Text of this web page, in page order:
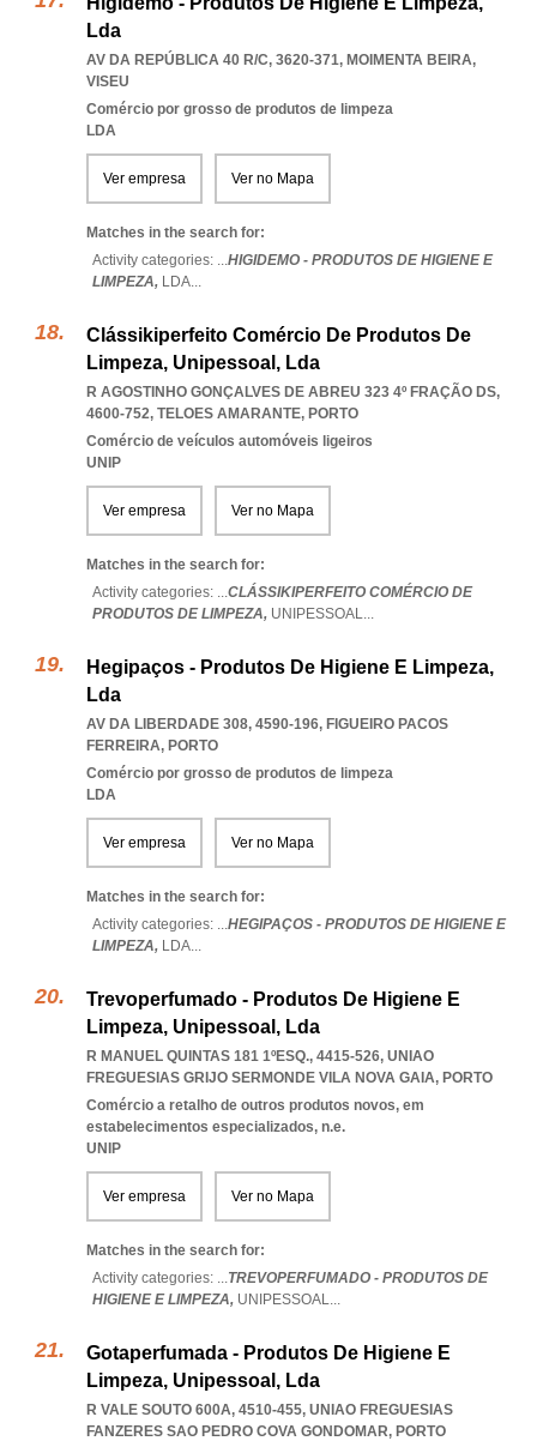
Lda
AV DA REPÚBLICA 40 R/C, 3620-371, MOIMENTA BEIRA,
VISEU
Comércio por grosso de produtos de limpeza
LDA
Ver empresa Ver no Mapa
Matches in the search for:
Activity categories: ...HIGIDEMO - PRODUTOS DE HIGIENE E
LIMPEZA, LDA...
Clássikiperfeito Comércio De Produtos De
Limpeza, Unipessoal, Lda
R AGOSTINHO GONÇALVES DE ABREU 323 4º FRAÇÃO DS,
4600-752, TELOES AMARANTE, PORTO
Comércio de veículos automóveis ligeiros
UNIP
Ver empresa Ver no Mapa
Matches in the search for:
Activity categories: ...CLÁSSIKIPERFEITO COMÉRCIO DE
PRODUTOS DE LIMPEZA, UNIPESSOAL...
Hegipaços - Produtos De Higiene E Limpeza,
Lda
AV DA LIBERDADE 308, 4590-196, FIGUEIRO PACOS
FERREIRA, PORTO
Comércio por grosso de produtos de limpeza
LDA
Ver empresa Ver no Mapa
Matches in the search for:
Activity categories: ...HEGIPAÇOS - PRODUTOS DE HIGIENE E
LIMPEZA, LDA...
Trevoperfumado - Produtos De Higiene E
Limpeza, Unipessoal, Lda
R MANUEL QUINTAS 181 1ºESQ., 4415-526, UNIAO
FREGUESIAS GRIJO SERMONDE VILA NOVA GAIA, PORTO
Comércio a retalho de outros produtos novos, em
estabelecimentos especializados, n.e.
UNIP
Ver empresa Ver no Mapa
Matches in the search for:
Activity categories: ...TREVOPERFUMADO - PRODUTOS DE
HIGIENE E LIMPEZA, UNIPESSOAL...
Gotaperfumada - Produtos De Higiene E
Limpeza, Unipessoal, Lda
R VALE SOUTO 600A, 4510-455, UNIAO FREGUESIAS
FANZERES SAO PEDRO COVA GONDOMAR, PORTO